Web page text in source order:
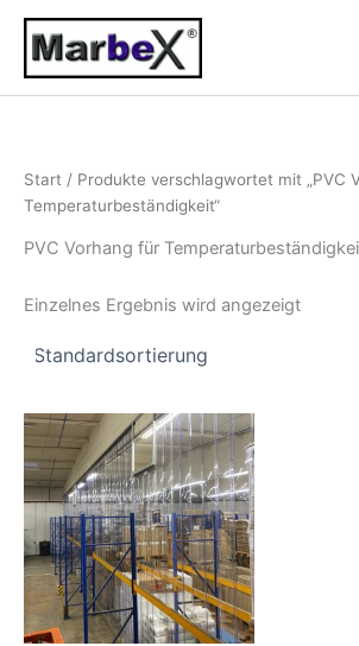
Zum
Inhalt
springen
Start / Produkte verschlagwortet mit „PVC
Temperaturbeständigkeit“
PVC Vorhang für
Einzelnes Ergebnis wird angezeigt